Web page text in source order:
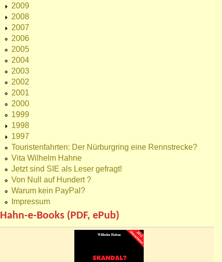
2009
2008
2007
2006
2005
2004
2003
2002
2001
2000
1999
1998
1997
Touristenfahrten: Der Nürburgring eine Rennstrecke?
Vita Wilhelm Hahne
Jetzt sind SIE als Leser gefragt!
Von Null auf Hundert ?
Warum kein PayPal?
Impressum
Hahn-e-Books (PDF, ePub)